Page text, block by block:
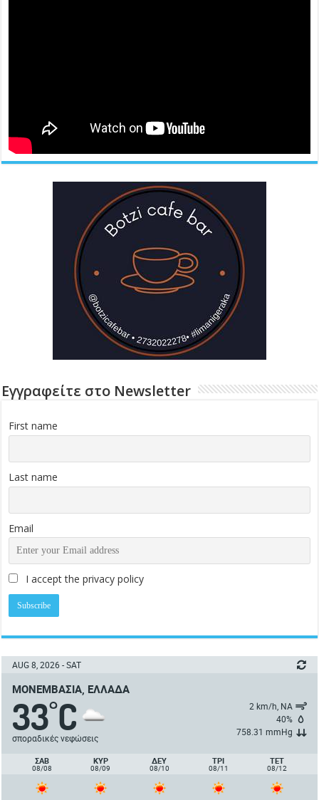
Εγγραφείτε στο Newsletter
First name
Last name
Email
I accept the privacy policy
AUG 8, 2026 - SAT
ΜΟΝΕΜΒΑΣΙΆ, ΕΛΛΆΔΑ
33°C
σποραδικές νεφώσεις
2 km/h, ΝΑ
40%
758.31 mmHg
ΣΑΒ
08/08
ΚΥΡ
08/09
ΔΕΥ
08/10
ΤΡΙ
08/11
ΤΕΤ
08/12